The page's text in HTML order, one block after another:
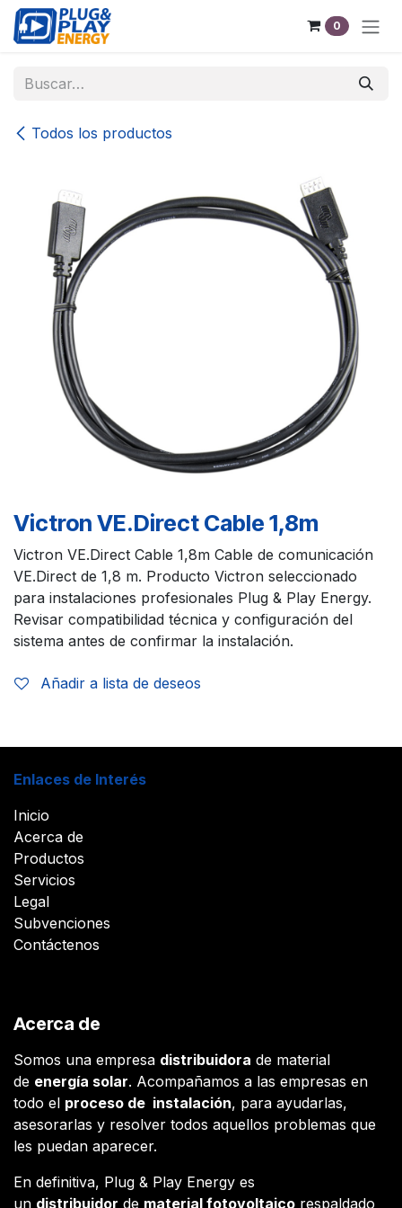
Ir al contenido
0
Todos los productos
Victron VE.Direct Cable 1,8m
Victron VE.Direct Cable 1,8m Cable de comunicación
VE.Direct de 1,8 m. Producto Victron seleccionado
para instalaciones profesionales Plug & Play Energy.
Revisar compatibilidad técnica y configuración del
sistema antes de confirmar la instalación.
Añadir a lista de deseos
Enlaces de Interés
Inicio
Acerca de
Productos
Servicios
Legal
Subvenciones
Contáctenos
Acerca de
Somos una empresa distribuidora de material
de energía solar. Acompañamos a las empresas en
todo el proceso de instalación, para ayudarlas,
asesorarlas y resolver todos aquellos problemas que
les puedan aparecer.
En definitiva, Plug & Play Energy es
un distribuidor de material fotovoltaico respaldado